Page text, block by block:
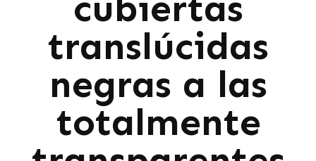
translúcidas
negras a las
totalmente